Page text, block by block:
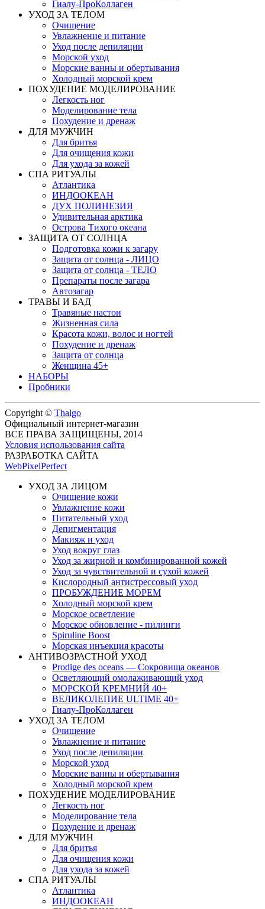
Гиалу-ПроКоллаген
УХОД ЗА ТЕЛОМ
Очищение
Увлажнение и питание
Уход после депиляции
Морской уход
Морские ванны и обертывания
Холодный морской крем
ПОХУДЕНИЕ МОДЕЛИРОВАНИЕ
Легкость ног
Моделирование тела
Похудение и дренаж
ДЛЯ МУЖЧИН
Для бритья
Для очищения кожи
Для ухода за кожей
СПА РИТУАЛЫ
Атлантика
ИНДООКЕАН
ДУХ ПОЛИНЕЗИЯ
Удивительная арктика
Острова Тихого океана
ЗАЩИТА ОТ СОЛНЦА
Подготовка кожи к загару
Защита от солнца - ЛИЦО
Защита от солнца - ТЕЛО
Препараты после загара
Автозагар
ТРАВЫ И БАД
Травяные настои
Жизненная сила
Красота кожи, волос и ногтей
Похудение и дренаж
Защита от солнца
Женщина 45+
НАБОРЫ
Пробники
Copyright © Thalgo
Официальный интернет-магазин
ВСЕ ПРАВА ЗАЩИЩЕНЫ, 2014
Условия использования сайта
РАЗРАБОТКА САЙТА
WebPixelPerfect
УХОД ЗА ЛИЦОМ
Очищение кожи
Увлажнение кожи
Питательный уход
Депигментация
Макияж и уход
Уход вокруг глаз
Уход за жирной и комбинированной кожей
Уход за чувствительной и сухой кожей
Кислородный антистрессовый уход
ПРОБУЖДЕНИЕ МОРЕМ
Холодный морской крем
Морское осветление
Морское обновление - пилинги
Spiruline Boost
Морская инъекция красоты
АНТИВОЗРАСТНОЙ УХОД
Prodige des oceans — Сокровища океанов
Осветляющий омолаживающий уход
МОРСКОЙ КРЕМНИЙ 40+
ВЕЛИКОЛЕПИЕ ULTIME 40+
Гиалу-ПроКоллаген
УХОД ЗА ТЕЛОМ
Очищение
Увлажнение и питание
Уход после депиляции
Морской уход
Морские ванны и обертывания
Холодный морской крем
ПОХУДЕНИЕ МОДЕЛИРОВАНИЕ
Легкость ног
Моделирование тела
Похудение и дренаж
ДЛЯ МУЖЧИН
Для бритья
Для очищения кожи
Для ухода за кожей
СПА РИТУАЛЫ
Атлантика
ИНДООКЕАН